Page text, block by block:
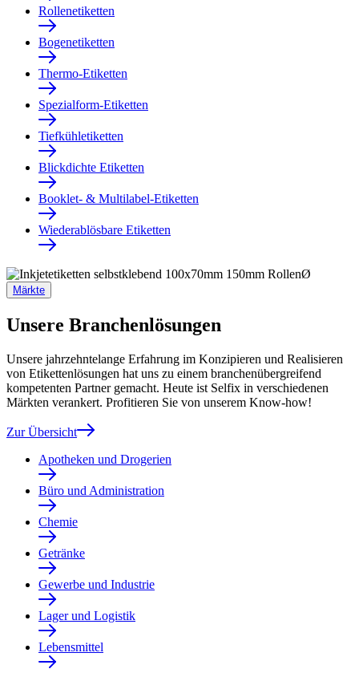
Rollenetiketten
Bogenetiketten
Thermo-Etiketten
Spezialform-Etiketten
Tiefkühletiketten
Blickdichte Etiketten
Booklet- & Multilabel-Etiketten
Wiederablösbare Etiketten
Märkte
Unsere Branchenlösungen
Unsere jahrzehntelange Erfahrung im Konzipieren und Realisieren
von Etikettenlösungen hat uns zu einem branchenübergreifend
kompetenten Partner gemacht. Heute ist Selfix in verschiedenen
Märkten verankert. Profitieren Sie von unserem Know-how!
Zur Übersicht
Apotheken und Drogerien
Büro und Administration
Chemie
Getränke
Gewerbe und Industrie
Lager und Logistik
Lebensmittel